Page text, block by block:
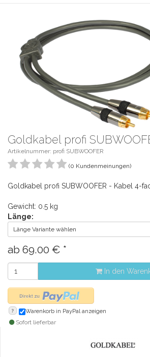
Goldkabel profi
Artikelnummer: profi SUBWOOFER
(0 Kundenmeinungen)
Goldkabel profi SUBWOOFER - Kabel 4-
Gewicht: 0.5 kg
Länge:
Länge Variante wählen
ab 69.00 € *
In den
? Warenkorb in PayPal anzeigen
Sofort lieferbar